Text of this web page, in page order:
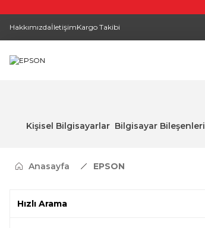
HakkımızdaİletişimKargo Takibi
Kişisel Bilgisayarlar Bilgisayar Bileşenleri
Anasayfa EPSON
Hızlı Arama